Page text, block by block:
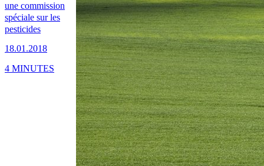
une commission
spéciale sur les
pesticides
18.01.2018
4 MINUTES